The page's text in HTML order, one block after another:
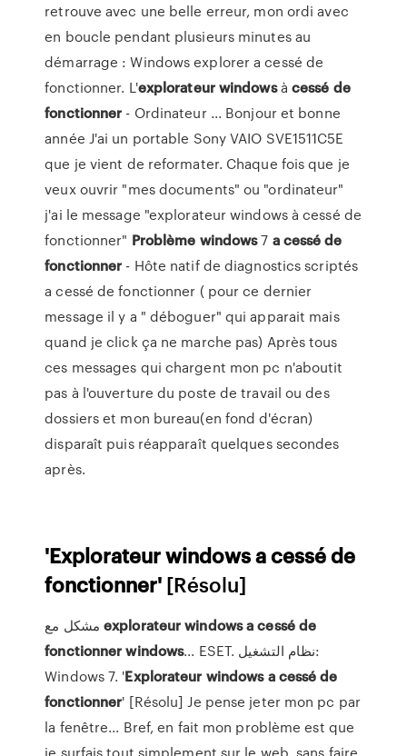
retrouve avec une belle erreur, mon ordi avec
en boucle pendant plusieurs minutes au
démarrage : Windows explorer a cessé de
fonctionner. L'explorateurwindowsà cessé de
fonctionner - Ordinateur ... Bonjour et bonne
année J'ai un portable Sony VAIO SVE1511C5E
que je vient de reformater. Chaque fois que je
veux ouvrir "mes documents" ou "ordinateur"
j'ai le message "explorateur windows à cessé de
fonctionner" Problème windows7 a cessé de
fonctionner - Hôte natif de diagnostics scriptés
a cessé de fonctionner ( pour ce dernier
message il y a " déboguer" qui apparait mais
quand je click ça ne marche pas) Après tous
ces messages qui chargent mon pc n'aboutit
pas à l'ouverture du poste de travail ou des
dossiers et mon bureau(en fond d'écran)
disparaît puis réapparaît quelques secondes
après.
'Explorateurwindowsacesséde
fonctionner' [Résolu]
مشكل معexplorateur windowsa cesséde
fonctionner windows... ESET. نظام التشغيل:
Windows 7. 'Explorateur windows a cessé de
fonctionner' [Résolu] Je pense jeter mon pc par
la fenêtre... Bref, en fait mon problème est que
je surfais tout simplement sur le web, sans faire